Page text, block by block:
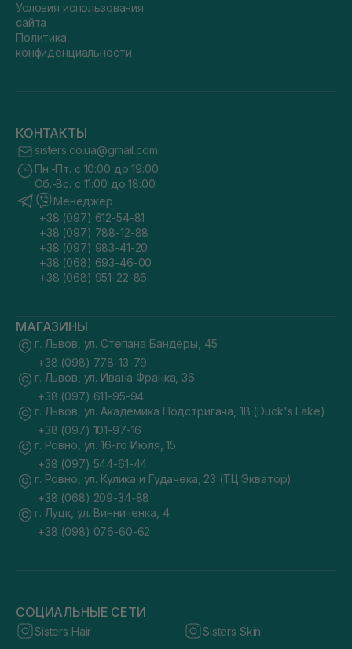
Условия использования
сайта
Политика
конфиденциальности
КОНТАКТЫ
sisters.co.ua@gmail.com
Пн.-Пт. с 10:00 до 19:00
Сб.-Вс. с 11:00 до 18:00
Менеджер
+38 (097) 612-54-81
+38 (097) 788-12-88
+38 (097) 983-41-20
+38 (068) 693-46-00
+38 (068) 951-22-86
МАГАЗИНЫ
г. Львов, ул. Степана Бандеры, 45
+38 (098) 778-13-79
г. Львов, ул. Ивана Франка, 36
+38 (097) 611-95-94
г. Львов, ул. Академика Подстригача, 1В (Duck's Lake)
+38 (097) 101-97-16
г. Ровно, ул. 16-го Июля, 15
+38 (097) 544-61-44
г. Ровно, ул. Кулика и Гудачека, 23 (ТЦ Экватор)
+38 (068) 209-34-88
г. Луцк, ул. Винниченка, 4
+38 (098) 076-60-62
СОЦИАЛЬНЫЕ СЕТИ
Sisters Hair Sisters Skin